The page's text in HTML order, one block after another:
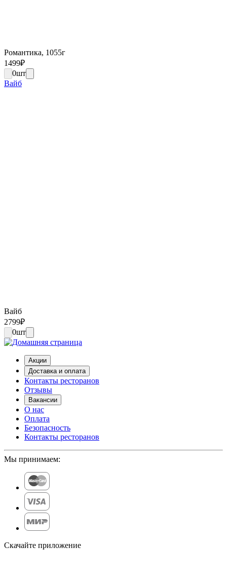
Романтика, 1055г
1499₽
0шт
Вайб
Вайб
2799₽
0шт
Акции
Доставка и оплата
Контакты ресторанов
Отзывы
Вакансии
О нас
Оплата
Безопасность
Контакты ресторанов
Мы принимаем:
Скачайте приложение